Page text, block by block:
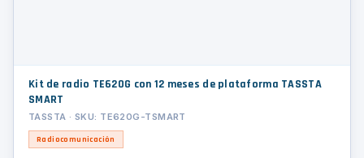
Kit de radio TE620G con 12 meses de plataforma TASSTA
SMART
TASSTA · SKU: TE620G-TSMART
Radiocomunicación